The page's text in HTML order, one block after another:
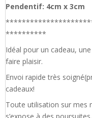
Pendentif: 4cm x 3cm
**********
Idéal pour un cadeau,
faire plaisir.
Envoi rapide très
cadeaux!
Toute utilisation sur mes
s’expose à des